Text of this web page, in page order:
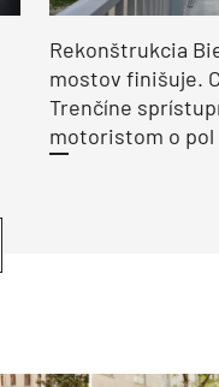
Rekonštrukcia
mostov finišuje.
Trenčíne
motoristom o pol